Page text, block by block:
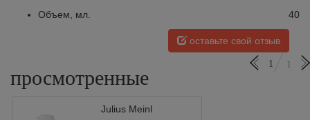
Объем, мл.
40
оставьте свой отзыв
просмотренные
1 1
Julius Meinl